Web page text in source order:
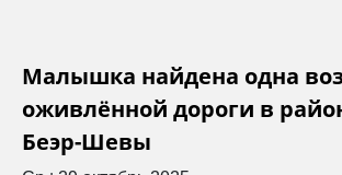
Малышка найдена одна
оживлённой дороги в
Беэр-Шевы